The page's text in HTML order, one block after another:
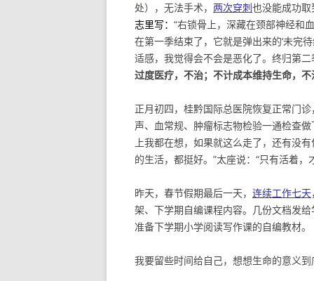
处），无法手术， 两次穿刺也没能成功
志里写： “右锁骨上，深藏在颈部神经和
在第一季结束了，它就是弹出来的‘未完
适感，我觉得会不会是恶化了。终归第
过度医疗，不治；不计成本维持生命，
正月初四，桂黔国际总医院恢复正常门
声、血常规、肿瘤标志物检验一通检查
上我都在想，如果就这么走了，还有没
的生活，都挺好。”太座说：“只有活着，
昨天，春节假期最后一天， 连续工作七天
架、下学期自编课程内容。几份文档发
准备下学期小学阅读写作课的自编教材。
我要留些时间给自己，想想生命的意义